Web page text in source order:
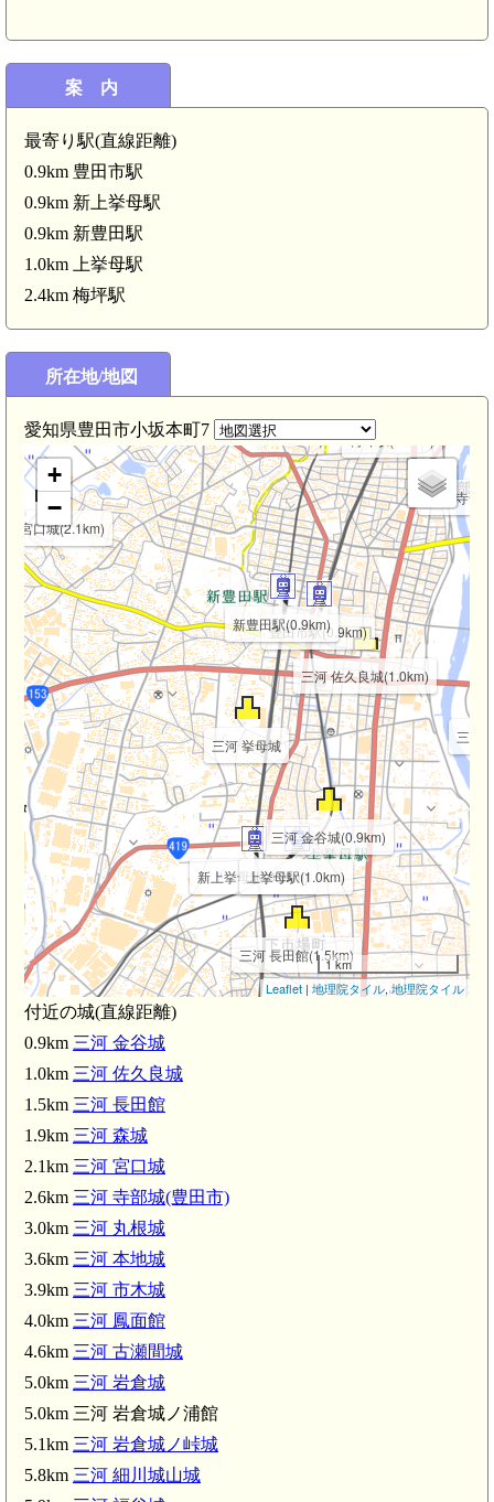
案 内
最寄り駅(直線距離)
0.9km 豊田市駅
0.9km 新上挙母駅
0.9km 新豊田駅
1.0km 上挙母駅
2.4km 梅坪駅
所在地/地図
愛知県豊田市小坂本町7
豊田市駅(0.9km)
新上挙母駅(0.9km)
新豊田駅(0.9km)
上挙母駅(1.0km)
梅坪駅(2.4km)
三河 挙母城
三河 金谷城(0.9km)
三河 佐久良城(1.0km)
三河 長田館(1.5km)
三河
河 宮口城(2.1km)
三河 寺部
+
−
1 km
Leaflet | 地理院タイル,地理院タイル
付近の城(直線距離)
0.9km 三河 金谷城
1.0km 三河 佐久良城
1.5km 三河 長田館
1.9km 三河 森城
2.1km 三河 宮口城
2.6km 三河 寺部城(豊田市)
3.0km 三河 丸根城
3.6km 三河 本地城
3.9km 三河 市木城
4.0km 三河 鳳面館
4.6km 三河 古瀬間城
5.0km 三河 岩倉城
5.0km 三河 岩倉城ノ浦館
5.1km 三河 岩倉城ノ峠城
5.8km 三河 細川城山城